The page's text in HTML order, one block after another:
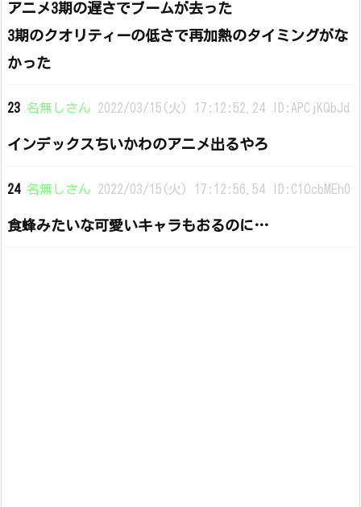
アニメ3期の遅さでブームが去った
3期のクオリティーの低さで再加熱のタイミングがな
かった
23 名無しさん 2022/03/15(火) 17:12:52.24 ID:APCjKQbJd
インデックスちいかわのアニメ出るやろ
24 名無しさん 2022/03/15(火) 17:12:56.54 ID:C1OcbMEh0
食蜂みたいな可愛いキャラもおるのに…